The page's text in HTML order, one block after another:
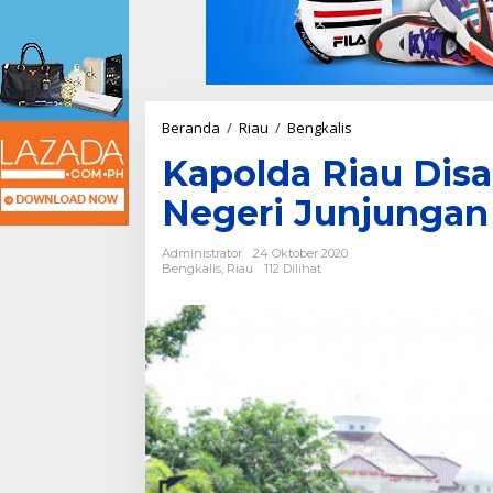
Beranda / Riau / Bengkalis
p
o
l
d
m
b
u
t
Kapolda Riau
Negeri Junjungan
Administrator
24 Oktober 2020
Bengkalis, Riau 112 Dilihat